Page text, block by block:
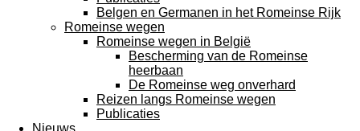
Belgen en Germanen in het Romeinse Rijk
Romeinse wegen
Romeinse wegen in België
Bescherming van de Romeinse
heerbaan
De Romeinse weg onverhard
Reizen langs Romeinse wegen
Publicaties
Nieuws